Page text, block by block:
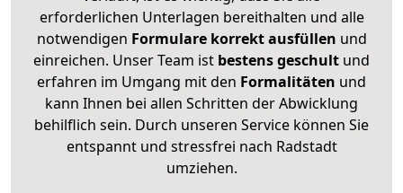
erforderlichen Unterlagen bereithalten und alle
notwendigen Formulare korrekt ausfüllen und
einreichen. Unser Team ist bestens geschult und
erfahren im Umgang mit den Formalitäten und
kann Ihnen bei allen Schritten der Abwicklung
behilflich sein. Durch unseren Service können Sie
entspannt und stressfrei nach Radstadt
umziehen.